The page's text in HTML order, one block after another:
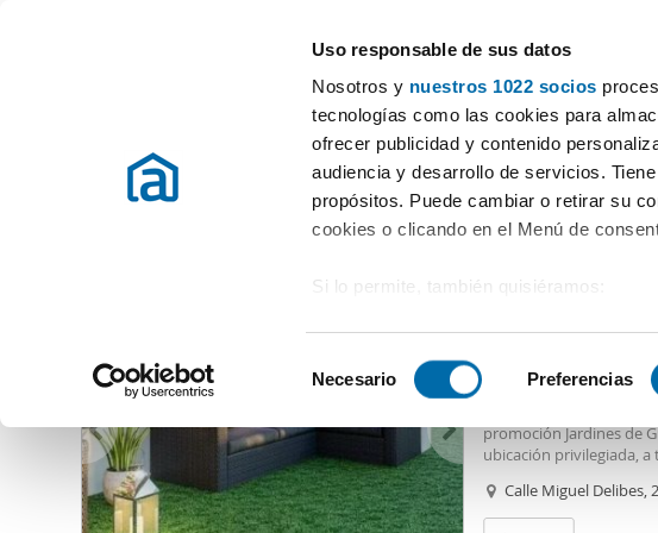
Uso responsable de sus datos
Nosotros y nuestros 1022 socios
tecnologías como las cookies para
ofrecer publicidad y contenido
audiencia y desarrollo de servicios.
propósitos. Puede cambiar o retirar su
cookies o clicando en el Menú de
Si lo permite, también quisiéramos:
Identificar su dispositivo
Obtenga más información sobre cómo
preferencias en la
sección de datos.
en la Declaración de cookies.
e
c
c
Necesario Preferencias
Elegir distrito
Alquiler pisos Málaga Alquiler pisos Marbella Alquiler pisos Nueva
Alquiler pisos Nueva Andalucía Marbella (169 viviendas)
Alquiler piso piscina
promoción Jardines de
ubicación privilegiada,
todos los servicios
Calle Miguel Delibes,